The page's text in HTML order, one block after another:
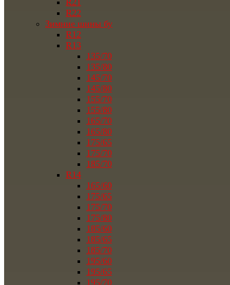
R21
R22
Зимние шины бу
R12
R13
135/70
135/80
145/70
145/80
155/70
155/80
165/70
165/80
175/65
175/70
185/70
R14
165/60
175/65
175/70
175/80
185/60
185/65
185/70
195/60
195/65
195/70